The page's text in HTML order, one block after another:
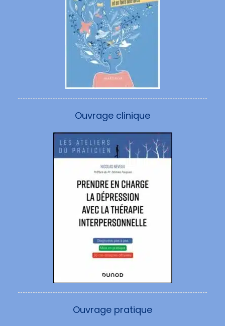
Ouvrage clinique
Ouvrage pratique